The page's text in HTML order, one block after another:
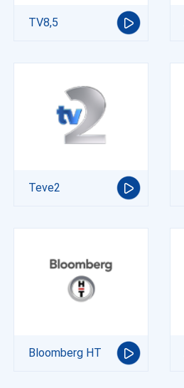
TV8,5
Teve2
Bloomberg HT